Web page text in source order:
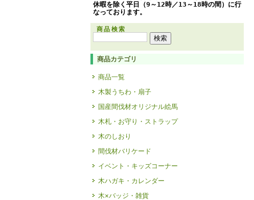
休暇を除く平日（9～12時／13～18時の間）に行
なっております。
商品検索
商品カテゴリ
商品一覧
木製うちわ・扇子
国産間伐材オリジナル絵馬
木札・お守り・ストラップ
木のしおり
間伐材バリケード
イベント・キッズコーナー
木ハガキ・カレンダー
木×バッジ・雑貨